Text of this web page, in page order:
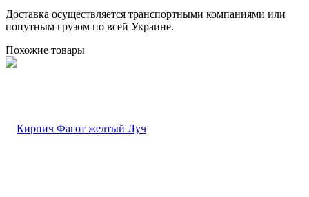
Доставка осуществляется транспортными компаниями или
попутным грузом по всей Украине.
Похожие товары